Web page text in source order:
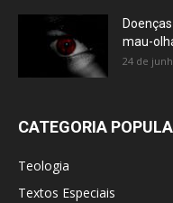
mau-
24 de
CATEGORIA
Teologia
Textos Especiais